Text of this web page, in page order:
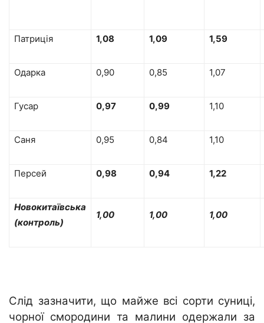
Патриція 1,08 1,09 1,59
Одарка 0,90 0,85 1,07
Гусар 0,97 0,99 1,10
Саня 0,95 0,84 1,10
Персей 0,98 0,94 1,22
Новокитаївська
(контроль)
1,00 1,00 1,00
Слід зазначити, що майже всі сорти суниці,
чорної смородини та малини одержали за